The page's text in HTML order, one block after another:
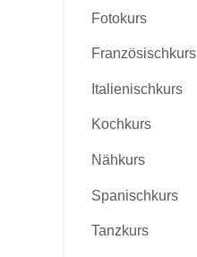
Fotokurs
Französischkurs
Italienischkurs
Kochkurs
Nähkurs
Spanischkurs
Tanzkurs